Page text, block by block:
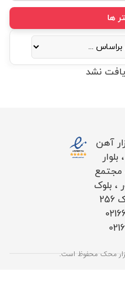
ها
نشد
آهن
مجتمع
، بلوک
محک محفوظ است.